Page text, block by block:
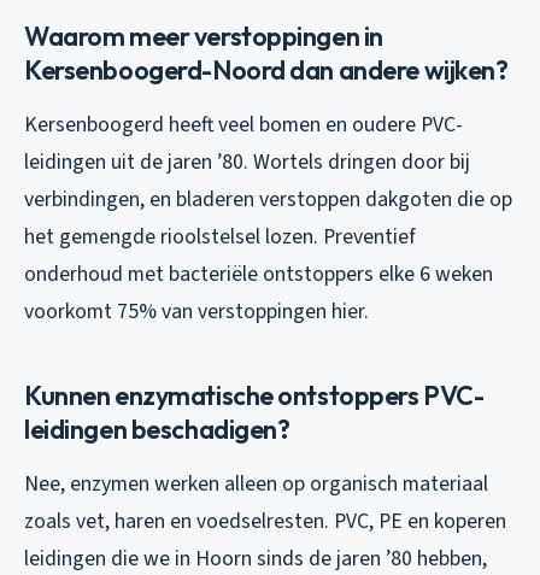
Waarom meer verstoppingen in
Kersenboogerd-Noord dan andere wijken?
Kersenboogerd heeft veel bomen en oudere PVC-
leidingen uit de jaren ’80. Wortels dringen door bij
verbindingen, en bladeren verstoppen dakgoten die op
het gemengde rioolstelsel lozen. Preventief
onderhoud met bacteriële ontstoppers elke 6 weken
voorkomt 75% van verstoppingen hier.
Kunnen enzymatische ontstoppers PVC-
leidingen beschadigen?
Nee, enzymen werken alleen op organisch materiaal
zoals vet, haren en voedselresten. PVC, PE en koperen
leidingen die we in Hoorn sinds de jaren ’80 hebben,